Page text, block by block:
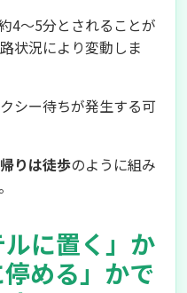
4〜5分とされることが
状況により変動しま
シー待ちが発生する可
りは徒歩のように組み
に置く」か
停める」かで